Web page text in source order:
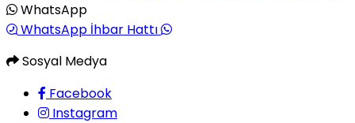
WhatsApp
WhatsApp İhbar Hattı
Sosyal Medya
Facebook
Instagram